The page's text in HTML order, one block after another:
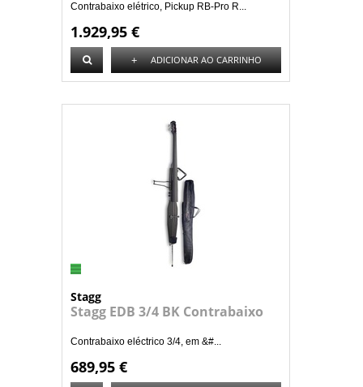
Contrabaixo elétrico, Pickup RB-Pro R...
1.929,95 €
+ ADICIONAR AO CARRINHO
Stagg
Stagg EDB 3/4 BK Contrabaixo
Contrabaixo eléctrico 3/4, em &#...
689,95 €